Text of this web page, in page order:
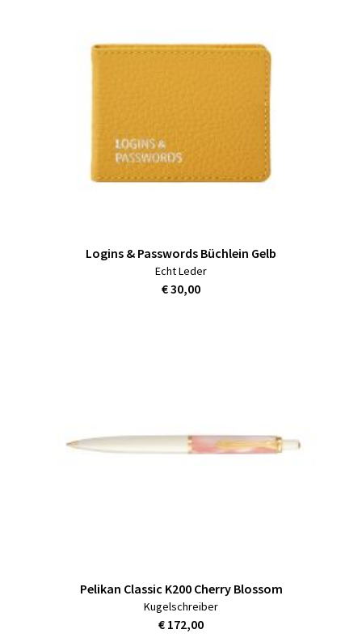
Logins & Passwords Büchlein Gelb
Echt Leder
€ 30,00
Pelikan Classic K200 Cherry Blossom
Kugelschreiber
€ 172,00